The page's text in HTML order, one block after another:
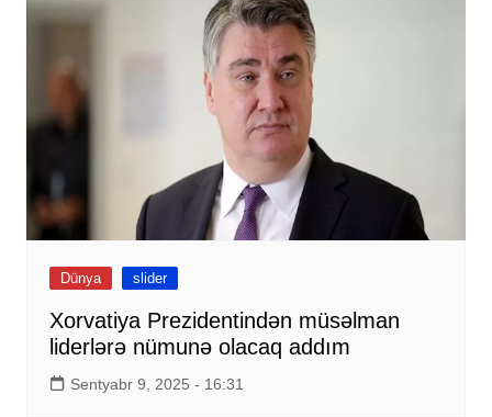
Dünya slider
Xorvatiya Prezidentindən müsəlman
liderlərə nümunə olacaq addım
Sentyabr 9, 2025 - 16:31